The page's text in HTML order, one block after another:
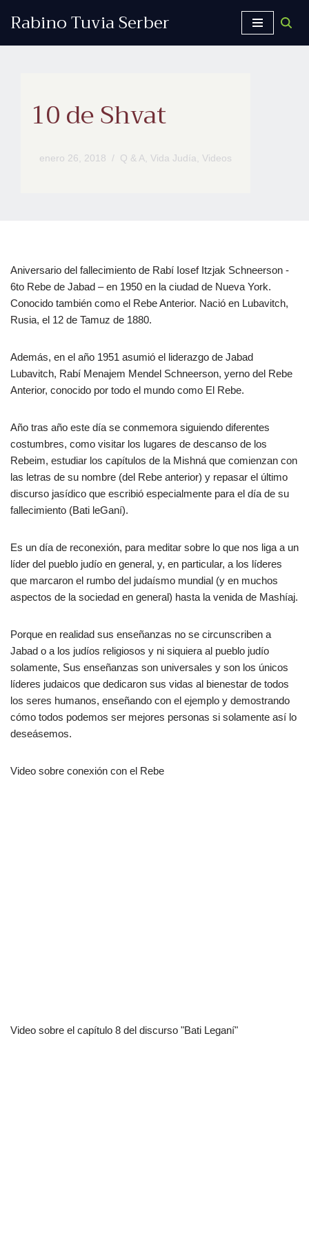
Rabino Tuvia Serber
10 de Shvat
enero 26, 2018 Q & A, Vida Judía, Videos
Aniversario del fallecimiento de Rabí Iosef Itzjak Schneerson -
6to Rebe de Jabad – en 1950 en la ciudad de Nueva York.
Conocido también como el Rebe Anterior. Nació en Lubavitch,
Rusia, el 12 de Tamuz de 1880.
Además, en el año 1951 asumió el liderazgo de Jabad
Lubavitch, Rabí Menajem Mendel Schneerson, yerno del Rebe
Anterior, conocido por todo el mundo como El Rebe.
Año tras año este día se conmemora siguiendo diferentes
costumbres, como visitar los lugares de descanso de los
Rebeim, estudiar los capítulos de la Mishná que comienzan con
las letras de su nombre (del Rebe anterior) y repasar el último
discurso jasídico que escribió especialmente para el día de su
fallecimiento (Bati leGaní).
Es un día de reconexión, para meditar sobre lo que nos liga a un
líder del pueblo judío en general, y, en particular, a los líderes
que marcaron el rumbo del judaísmo mundial (y en muchos
aspectos de la sociedad en general) hasta la venida de Mashíaj.
Porque en realidad sus enseñanzas no se circunscriben a
Jabad o a los judíos religiosos y ni siquiera al pueblo judío
solamente, Sus enseñanzas son universales y son los únicos
líderes judaicos que dedicaron sus vidas al bienestar de todos
los seres humanos, enseñando con el ejemplo y demostrando
cómo todos podemos ser mejores personas si solamente así lo
deseásemos.
Video sobre conexión con el Rebe
Video sobre el capítulo 8 del discurso "Bati Leganí"